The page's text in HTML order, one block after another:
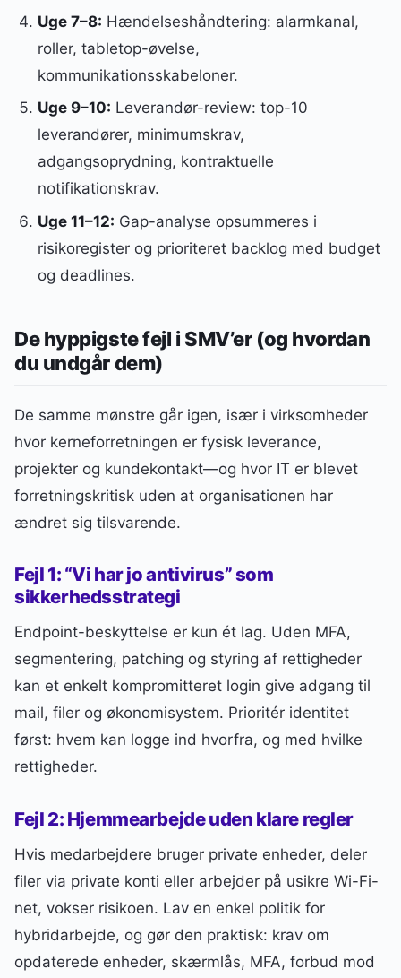
Uge 7–8: Hændelseshåndtering: alarmkanal,
roller, tabletop-øvelse,
kommunikationsskabeloner.
Uge 9–10: Leverandør-review: top-10
leverandører, minimumskrav,
adgangsoprydning, kontraktuelle
notifikationskrav.
Uge 11–12: Gap-analyse opsummeres i
risikoregister og prioriteret backlog med budget
og deadlines.
De hyppigste fejl i SMV’er (og hvordan
du undgår dem)
De samme mønstre går igen, især i virksomheder
hvor kerneforretningen er fysisk leverance,
projekter og kundekontakt—og hvor IT er blevet
forretningskritisk uden at organisationen har
ændret sig tilsvarende.
Fejl 1: “Vi har jo antivirus” som
sikkerhedsstrategi
Endpoint-beskyttelse er kun ét lag. Uden MFA,
segmentering, patching og styring af rettigheder
kan et enkelt kompromitteret login give adgang til
mail, filer og økonomisystem. Prioritér identitet
først: hvem kan logge ind hvorfra, og med hvilke
rettigheder.
Fejl 2: Hjemmearbejde uden klare regler
Hvis medarbejdere bruger private enheder, deler
filer via private konti eller arbejder på usikre Wi-Fi-
net, vokser risikoen. Lav en enkel politik for
hybridarbejde, og gør den praktisk: krav om
opdaterede enheder, skærmlås, MFA, forbud mod